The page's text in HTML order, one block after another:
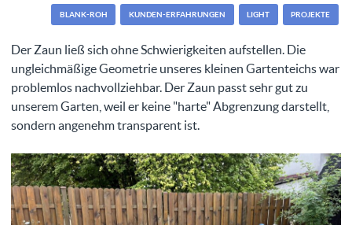
BLANK-ROH KUNDEN-ERFAHRUNGEN LIGHT PROJEKTE
Der Zaun ließ sich ohne Schwierigkeiten aufstellen. Die
ungleichmäßige Geometrie unseres kleinen Gartenteichs war
problemlos nachvollziehbar. Der Zaun passt sehr gut zu
unserem Garten, weil er keine "harte" Abgrenzung darstellt,
sondern angenehm transparent ist.